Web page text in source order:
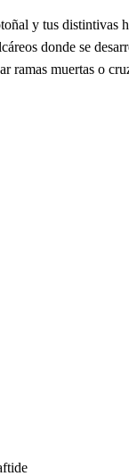
y tus distintivas
donde se
muertas o